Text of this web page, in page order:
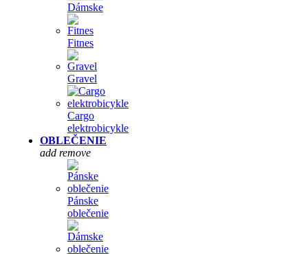
Dámske
Fitnes
Gravel
Cargo
elektrobicykle
OBLEČENIE
add remove
Pánske
oblečenie